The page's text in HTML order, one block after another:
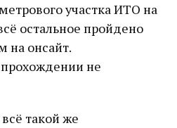
участка ИТО на
остальное пройдено
на онсайт.
не
такой же